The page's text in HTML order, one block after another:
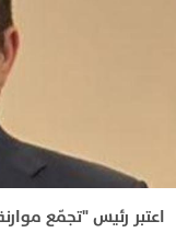
اعتبر رئيس "تجمّع